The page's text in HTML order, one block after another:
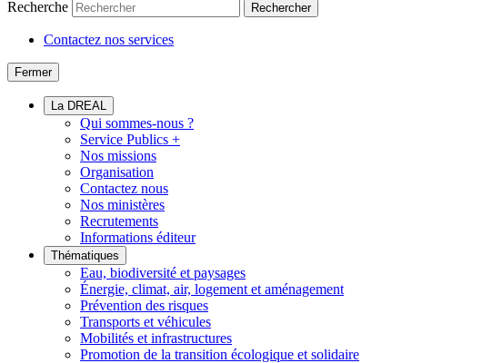
Recherche Rechercher
Contactez nos services
Fermer
La DREAL
Qui sommes-nous ?
Service Publics +
Nos missions
Organisation
Contactez nous
Nos ministères
Recrutements
Informations éditeur
Thématiques
Eau, biodiversité et paysages
Énergie, climat, air, logement et aménagement
Prévention des risques
Transports et véhicules
Mobilités et infrastructures
Promotion de la transition écologique et solidaire